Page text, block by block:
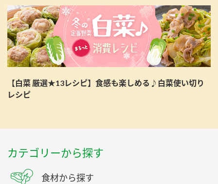
【白菜 厳選★13レシピ】食感も楽しめる♪白菜使い切り
レシピ
カテゴリーから探す
食材から探す